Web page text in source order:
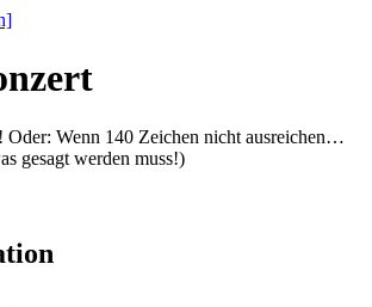
Wenn 140 Zeichen nicht ausreichen…
gesagt werden muss!)